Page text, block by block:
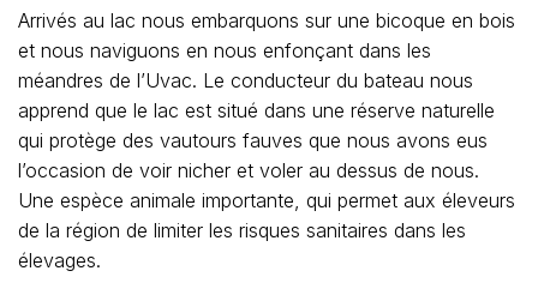
Arrivés au lac nous embarquons sur une bicoque en bois
et nous naviguons en nous enfonçant dans les
méandres de l’Uvac. Le conducteur du bateau nous
apprend que le lac est situé dans une réserve naturelle
qui protège des vautours fauves que nous avons eus
l’occasion de voir nicher et voler au dessus de nous.
Une espèce animale importante, qui permet aux éleveurs
de la région de limiter les risques sanitaires dans les
élevages.